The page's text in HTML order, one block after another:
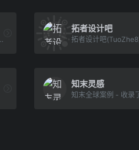
拓者设计吧
知末灵感